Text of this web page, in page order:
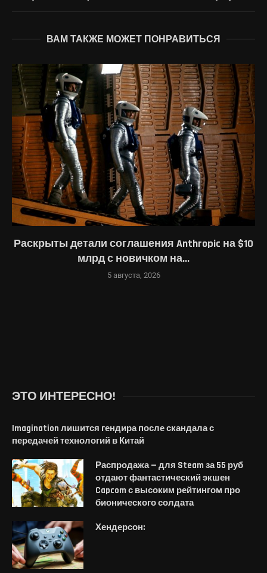
ВАМ ТАКЖЕ МОЖЕТ ПОНРАВИТЬСЯ
Раскрыты детали соглашения Anthropic на $10
млрд с новичком на...
5 августа, 2026
ЭТО ИНТЕРЕСНО!
Imagination лишится гендира после скандала с
передачей технологий в Китай
Распродажа — для Steam за 55 руб
отдают фантастический экшен
Capcom с высоким рейтингом про
бионического солдата
Хендерсон: